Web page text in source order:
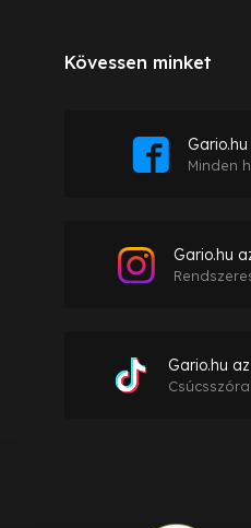
Kövessen minket
Minden
Gario.hu
Gario.hu